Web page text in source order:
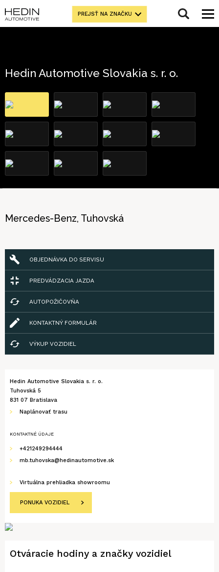
PREJSŤ NA ZNAČKU
Hedin Automotive Slovakia s. r. o.
Mercedes-Benz, Tuhovská
OBJEDNÁVKA DO SERVISU
PREDVÁDZACIA JAZDA
AUTOPOŽIČOVŇA
KONTAKTNÝ FORMULÁR
VÝKUP VOZIDIEL
Hedin Automotive Slovakia s. r. o.
Tuhovská 5
831 07 Bratislava
Naplánovať trasu
KONTAKTNÉ ÚDAJE
+421249294444
mb.tuhovska@hedinautomotive.sk
Virtuálna prehliadka showroomu
PONUKA VOZIDIEL
Otváracie hodiny a značky vozidiel